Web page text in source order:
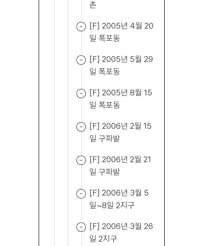
촌
[F] 2005년 4월 20
일 폭포동
[F] 2005년 5월 29
일 폭포동
[F] 2005년 8월 15
일 폭포동
[F] 2006년 2월 15
일 구파발
[F] 2006년 2월 21
일 구파발
[F] 2006년 3월 5
일~8일 2지구
[F] 2006년 3월 26
일 2지구